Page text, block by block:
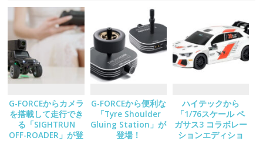
G-FORCEからカメラ
を搭載して走行でき
る「SIGHTRUN
OFF-ROADER」が登
G-FORCEから便利な
「Tyre Shoulder
Gluing Station」が
登場！
ハイテックから
「1/76スケール ペ
ガサス3 コラボレー
ションエディショ